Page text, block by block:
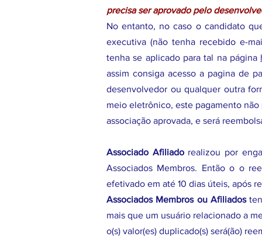
precisa ser aprovado pelo
No entanto, no caso o candidato
executiva (não tenha recebido e-
tenha se aplicado para tal na página
assim consiga acesso a pagina de
desenvolvedor ou qualquer outra
meio eletrônico, este pagamento
associação aprovada, e será
Associado Afiliadorealizou por
Associados Membros. Então o o
efetivado em até 10 dias úteis, após
Associados Membros ou Afiliados
mais que um usuário relacionado a
o(s) valor(es) duplicado(s) será(ão)